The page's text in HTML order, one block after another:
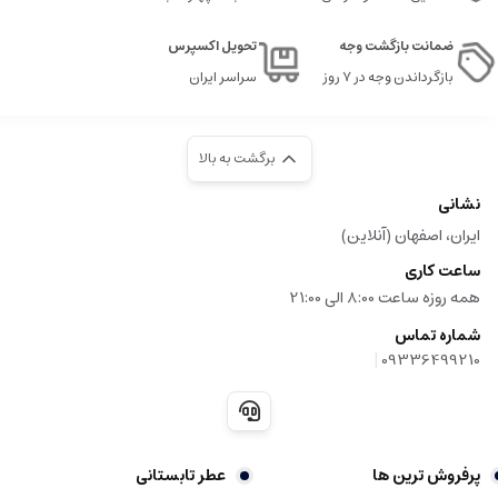
حس جذابیت، آرامش و محبت
پایداری متوسط تا بالا، مناسب برای فصول بهار، تابستان و شب های خاص
احساساتی که این عطر منتقل می کند
لالیک لاموربر احساس عشق، لطافت و آرامش تمرکز دارد، و حس ظرافت، جذابیت و
اعتماد به نفس را به فرد می دهد. رایحه ای آرامش بخش، فریبنده و گرم، که احساس
محبت و محبت آمیزی را در فرد تقویت می کند.
مناسب ترین زمان و مکان ها
فصول بهار و تابستان، و برای روزهای آرام و رومانتیک
مناسبت های عاشقانه، قرارهای خصوصی، ملاقات های شامگاهی
فضاهای داخلی، فضاهای نیمه رسمی و دوستانه
ضمانت بازگشت وجه
بازگرداندن وجه در ۷ روز
تحویل اکسپرس
سراسر ایران
برگشت به بالا
نشانی
ایران، اصفهان (آنلاین)
ساعت کاری
همه روزه ساعت 8:00 الی 21:00
شماره تماس
09336499210
|
پرفروش ترین ها عطر تابستانی